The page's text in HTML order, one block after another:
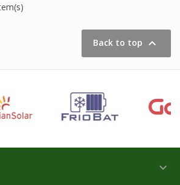
Back to top 
